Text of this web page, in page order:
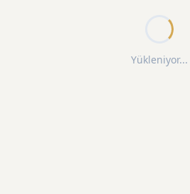
Yükleniyor...